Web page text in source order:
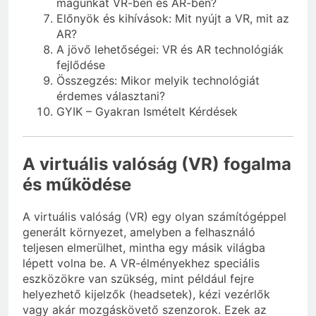
Előnyök és kihívások: Mit nyújt a VR, mit az
AR?
A jövő lehetőségei: VR és AR technológiák
fejlődése
Összegzés: Mikor melyik technológiát
érdemes választani?
GYIK – Gyakran Ismételt Kérdések
A virtuális valóság (VR) fogalma
és működése
A virtuális valóság (VR) egy olyan számítógéppel
generált környezet, amelyben a felhasználó
teljesen elmerülhet, mintha egy másik világba
lépett volna be. A VR-élményekhez speciális
eszközökre van szükség, mint például fejre
helyezhető kijelzők (headsetek), kézi vezérlők
vagy akár mozgáskövető szenzorok. Ezek az